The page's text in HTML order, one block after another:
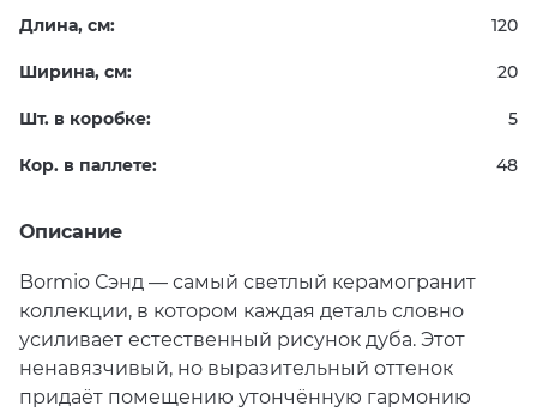
Длина, см: 120
Ширина, см: 20
Шт. в коробке: 5
Кор. в паллете: 48
Описание
Bormio Сэнд — самый светлый керамогранит
коллекции, в котором каждая деталь словно
усиливает естественный рисунок дуба. Этот
ненавязчивый, но выразительный оттенок
придаёт помещению утончённую гармонию